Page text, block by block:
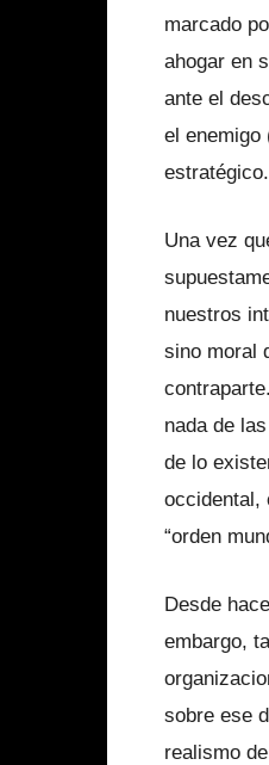
marcado
ahogar en
ante el
el enemigo
estratégico.
Una vez
nuestros
sino moral
nada de
de lo
occidental,
“orden
Desde
embargo,
sobre ese
realismo